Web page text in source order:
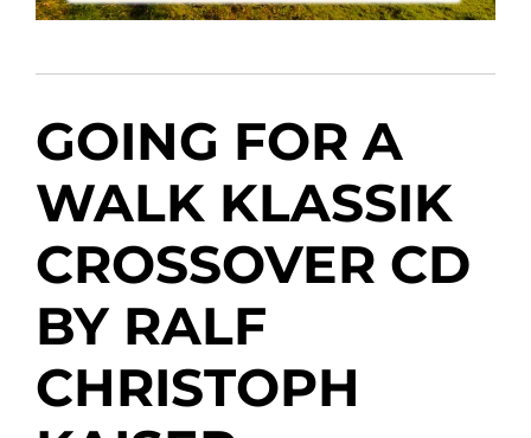
GOING FOR A
WALK KLASSIK
CROSSOVER CD
BY RALF
CHRISTOPH